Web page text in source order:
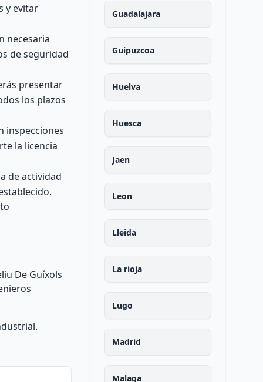
y evitar
necesaria
de seguridad
presentar
los plazos
inspecciones
la licencia
de actividad
De Guíxols
Guadalajara
Guipuzcoa
Huelva
Huesca
Jaen
Leon
Lleida
La rioja
Lugo
Madrid
Malaga